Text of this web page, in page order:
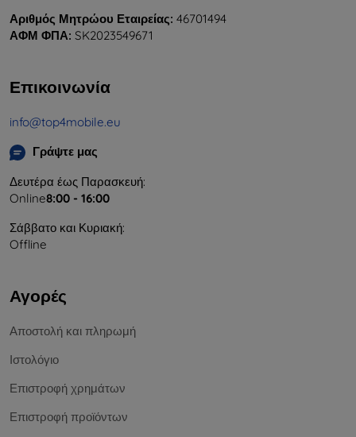
Αριθμός Μητρώου Εταιρείας: 46701494
ΑΦΜ ΦΠΑ: SK2023549671
Επικοινωνία
info@top4mobile.eu
Γράψτε μας
Δευτέρα έως Παρασκευή:
Online8:00 - 16:00
Σάββατο και Κυριακή:
Offline
Αγορές
Αποστολή και πληρωμή
Ιστολόγιο
Επιστροφή χρημάτων
Επιστροφή προϊόντων